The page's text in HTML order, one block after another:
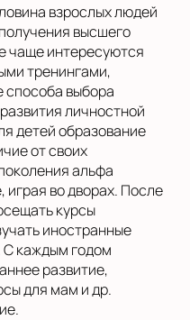
взрослых людей
высшего
чаще интересуются
тренингами,
способа выбора
личностной
детей образование
от своих
альфа
играя во дворах. После
курсы
иностранные
С каждым годом
развитие,
для мам и др.